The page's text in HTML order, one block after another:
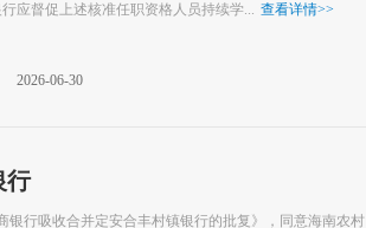
应督促上述核准任职资格人员持续学...
查看详情>>
2026-06-30
行
银行吸收合并定安合丰村镇银行的批复》，同意海南农村